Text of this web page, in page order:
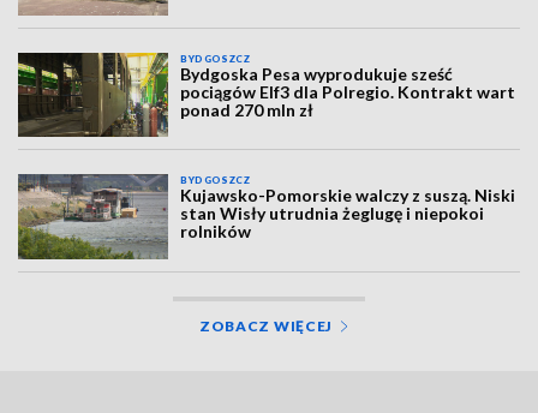
BYDGOSZCZ
Bydgoska Pesa wyprodukuje sześć
pociągów Elf3 dla Polregio. Kontrakt wart
ponad 270 mln zł
BYDGOSZCZ
Kujawsko-Pomorskie walczy z suszą. Niski
stan Wisły utrudnia żeglugę i niepokoi
rolników
ZOBACZ WIĘCEJ